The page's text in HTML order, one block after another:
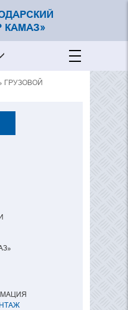
КАМАЗ»
ГРУЗОВОЙ